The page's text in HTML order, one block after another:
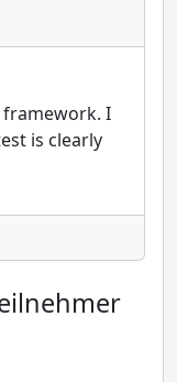
framework. I
is clearly